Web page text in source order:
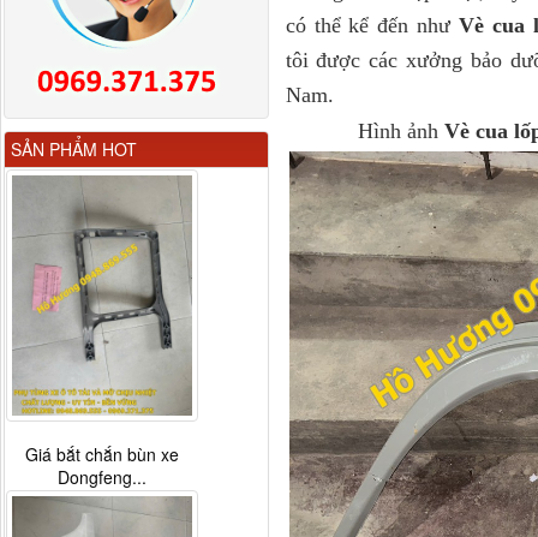
có thể kể đến nhưVè cua
tôi được các xưởng bảo
Nam.
Hình ảnh Vè cua
SẢN PHẨM HOT
Gương chiếu hậu FAW
JH6 có sấy...
Giá bắt chắn bùn xe
Dongfeng...